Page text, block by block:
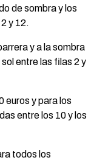
de sombra y los
y 12.
y a la sombra
entre las filas 2 y
euros y para los
entre los 10 y los
todos los